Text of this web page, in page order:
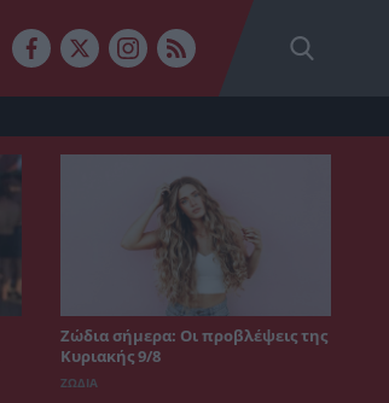
Ζώδια σήμερα: Οι προβλέψεις της
Κυριακής 9/8
ΖΩΔΙΑ